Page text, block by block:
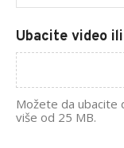
Ubacite video
Možete da ubacite
više od 25 MB.